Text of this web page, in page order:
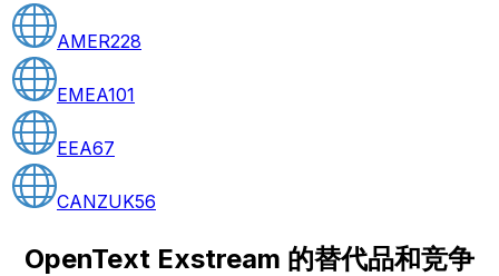
AMER228
EMEA101
EEA67
CANZUK56
OpenText Exstream 的替代品和竞争